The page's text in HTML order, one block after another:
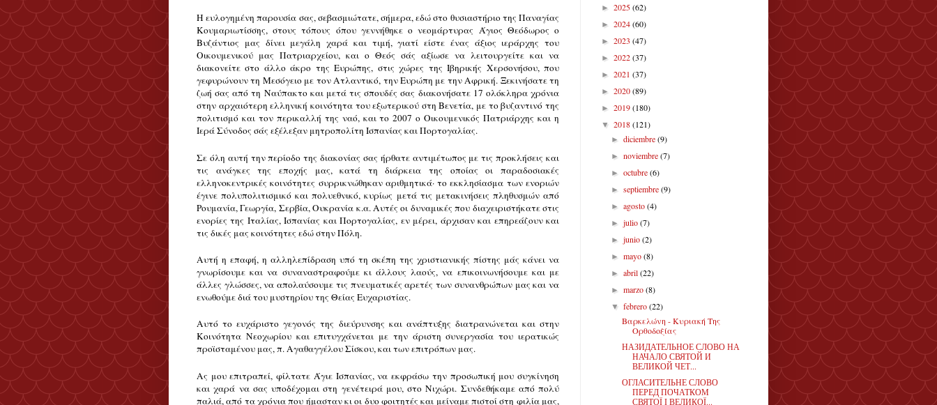
Η ευλογημένη παρουσία σας, σεβασμιώτατε, σήμερα, εδώ στο θυσιαστήριο της Παναγίας
Κουμαριωτίσσης, στους τόπους όπου γεννήθηκε ο νεομάρτυρας Άγιος Θεόδωρος ο
Βυζάντιος μας δίνει μεγάλη χαρά και τιμή, γιατί είστε ένας άξιος ιεράρχης του
Οικουμενικού μας Πατριαρχείου, και ο Θεός σάς αξίωσε να λειτουργείτε και να
διακονείτε στο άλλο άκρο της Ευρώπης, στις χώρες της Ιβηρικής Χερσονήσου, που
γεφυρώνουν τη Μεσόγειο με τον Ατλαντικό, την Ευρώπη με την Αφρική. Ξεκινήσατε τη
ζωή σας από τη Ναύπακτο και μετά τις σπουδές σας διακονήσατε 17 ολόκληρα χρόνια
στην αρχαιότερη ελληνική κοινότητα του εξωτερικού στη Βενετία, με το βυζαντινό της
πολιτισμό και τον περικαλλή της ναό, και το 2007 ο Οικουμενικός Πατριάρχης και η
Ιερά Σύνοδος σάς εξέλεξαν μητροπολίτη Ισπανίας και Πορτογαλίας.
Σε όλη αυτή την περίοδο της διακονίας σας ήρθατε αντιμέτωπος με τις προκλήσεις και
τις ανάγκες της εποχής μας, κατά τη διάρκεια της οποίας οι παραδοσιακές
ελληνοκεντρικές κοινότητες συρρικνώθηκαν αριθμητικά· το εκκλησίασμα των ενοριών
έγινε πολυπολιτισμικό και πολυεθνικό, κυρίως μετά τις μετακινήσεις πληθυσμών από
Ρουμανία, Γεωργία, Σερβία, Ουκρανία κ.α. Αυτές οι δυναμικές που διαχειριστήκατε στις
ενορίες της Ιταλίας, Ισπανίας και Πορτογαλίας, εν μέρει, άρχισαν και επηρεάζουν και
τις δικές μας κοινότητες εδώ στην Πόλη.
Αυτή η επαφή, η αλληλεπίδραση υπό τη σκέπη της χριστιανικής πίστης μάς κάνει να
γνωρίσουμε και να συναναστραφούμε κι άλλους λαούς, να επικοινωνήσουμε και με
άλλες γλώσσες, να απολαύσουμε τις πνευματικές αρετές των συνανθρώπων μας και να
ενωθούμε διά του μυστηρίου της Θείας Ευχαριστίας.
Αυτό το ευχάριστο γεγονός της διεύρυνσης και ανάπτυξης διατρανώνεται και στην
Κοινότητα Νεοχωρίου και επιτυγχάνεται με την άριστη συνεργασία του ιερατικώς
προϊσταμένου μας, π. Αγαθαγγέλου Σίσκου, και των επιτρόπων μας.
Ας μου επιτραπεί, φίλτατε Άγιε Ισπανίας, να εκφράσω την προσωπική μου συγκίνηση
και χαρά να σας υποδέχομαι στη γενέτειρά μου, στο Νιχώρι. Συνδεθήκαμε από πολύ
παλιά, από τα χρόνια που ήμασταν κι οι δυο φοιτητές και μείναμε πιστοί στη φιλία μας,
► 2025(62)
► 2024(60)
► 2023 (47)
► 2022(37)
► 2021 (37)
► 2020(89)
► 2019(180)
▼ 2018(121)
►diciembre(9)
►noviembre(7)
►octubre(6)
►septiembre(9)
►agosto(4)
►julio(7)
►junio(2)
►mayo(8)
►abril(22)
►marzo(8)
▼febrero(22)
Βαρκελώνη - Κυριακή Της
Ορθοδοξίας
НАЗИДАТЕЛЬНОЕ СЛОВО НА
НАЧАЛО СВЯТОЙ И
ВЕЛИКОЙ ЧЕТ...
ОГЛАСИТЕЛЬНЕ СЛОВО
ПЕРЕД ПОЧАТКОМ
СВЯТОЇ І ВЕЛИКОЇ...